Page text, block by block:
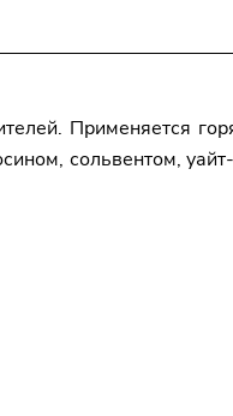
Применяется
сольвентом,